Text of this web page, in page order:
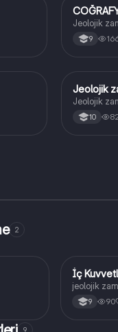
Coğrafya
Jeolojik
9
Coğrafya
Jeolojik
Jeolojik
10
2
Coğrafya
İç
jeolojik
9 90